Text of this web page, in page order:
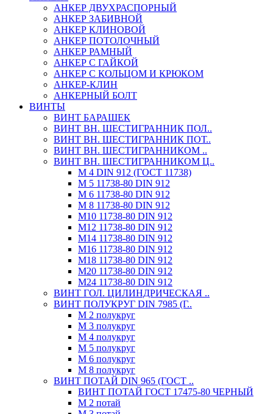
АНКЕР ДВУХРАСПОРНЫЙ
АНКЕР ЗАБИВНОЙ
АНКЕР КЛИНОВОЙ
АНКЕР ПОТОЛОЧНЫЙ
АНКЕР РАМНЫЙ
АНКЕР С ГАЙКОЙ
АНКЕР С КОЛЬЦОМ И КРЮКОМ
АНКЕР-КЛИН
АНКЕРНЫЙ БОЛТ
ВИНТЫ
ВИНТ БАРАШЕК
ВИНТ ВН. ШЕСТИГРАННИК ПОЛ..
ВИНТ ВН. ШЕСТИГРАННИК ПОТ..
ВИНТ ВН. ШЕСТИГРАННИКОМ ..
ВИНТ ВН. ШЕСТИГРАННИКОМ Ц..
М 4 DIN 912 (ГОСТ 11738)
М 5 11738-80 DIN 912
М 6 11738-80 DIN 912
М 8 11738-80 DIN 912
М10 11738-80 DIN 912
М12 11738-80 DIN 912
М14 11738-80 DIN 912
М16 11738-80 DIN 912
М18 11738-80 DIN 912
М20 11738-80 DIN 912
М24 11738-80 DIN 912
ВИНТ ГОЛ. ЦИЛИНДРИЧЕСКАЯ ..
ВИНТ ПОЛУКРУГ DIN 7985 (Г..
М 2 полукруг
М 3 полукруг
М 4 полукруг
М 5 полукруг
М 6 полукруг
М 8 полукруг
ВИНТ ПОТАЙ DIN 965 (ГОСТ ..
ВИНТ ПОТАЙ ГОСТ 17475-80 ЧЕРНЫЙ
М 2 потай